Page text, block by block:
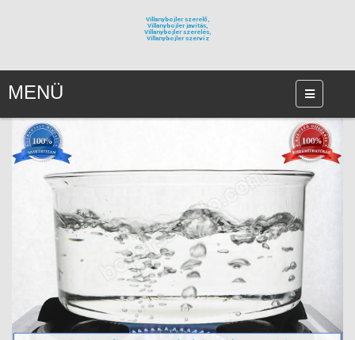
Villanybojler szerelő,
Villanybojler javítás,
Villanybojler szerelés,
Villanybojler szervíz
MENÜ